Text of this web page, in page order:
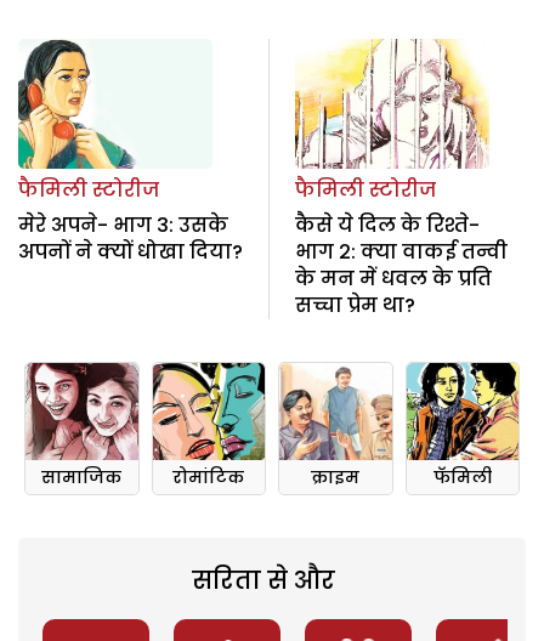
फैमिली स्टोरीज
मेरे अपने- भाग 3: उसके
अपनों ने क्यों धोखा दिया?
फैमिली स्टोरीज
कैसे ये दिल के रिश्ते-
भाग 2: क्या वाकई तन्वी
के मन में धवल के प्रति
सच्चा प्रेम था?
सामाजिक रोमांटिक क्राइम फॅमिली
सरिता से और